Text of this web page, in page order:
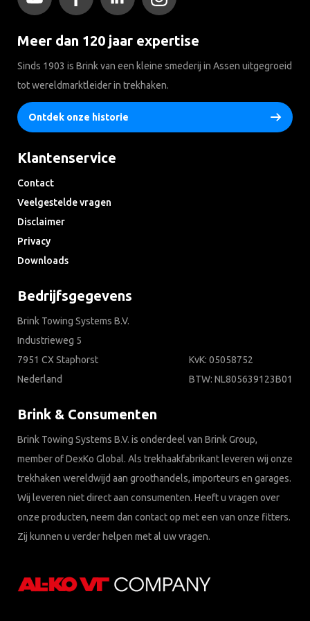
Meer dan 120 jaar expertise
Sinds 1903 is Brink van een kleine smederij in Assen uitgegroeid
tot wereldmarktleider in trekhaken.
Ontdek onze historie
Klantenservice
Contact
Veelgestelde vragen
Disclaimer
Privacy
Downloads
Bedrijfsgegevens
Brink Towing Systems B.V.
Industrieweg 5
7951 CX Staphorst
Nederland
KvK: 05058752
BTW: NL805639123B01
Brink & Consumenten
Brink Towing Systems B.V. is onderdeel van Brink Group,
member of DexKo Global. Als trekhaakfabrikant leveren wij onze
trekhaken wereldwijd aan groothandels, importeurs en garages.
Wij leveren niet direct aan consumenten. Heeft u vragen over
onze producten, neem dan contact op met een van onze fitters.
Zij kunnen u verder helpen met al uw vragen.